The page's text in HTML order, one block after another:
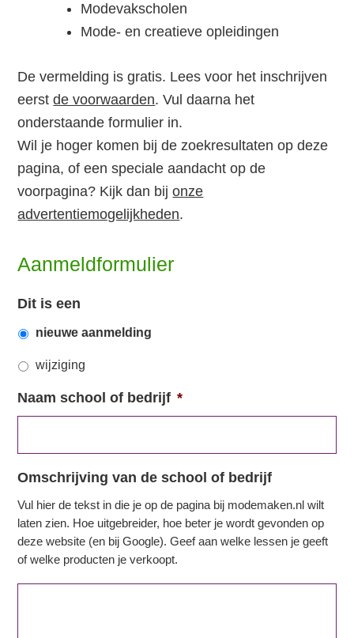
Modevakscholen
Mode- en creatieve opleidingen
De vermelding is gratis. Lees voor het inschrijven
eerstde voorwaarden. Vul daarna het
onderstaande formulier in.
Wil je hoger komen bij de zoekresultaten op deze
pagina, of een speciale aandacht op de
voorpagina? Kijk dan bijonze
advertentiemogelijkheden.
Aanmeldformulier
Dit is een
nieuwe aanmelding
wijziging
Naam school of bedrijf *
Omschrijving van de school of bedrijf
Vul hier de tekst in die je op de pagina bij modemaken.nl wilt
laten zien. Hoe uitgebreider, hoe beter je wordt gevonden op
deze website (en bij Google). Geef aan welke lessen je geeft
of welke producten je verkoopt.